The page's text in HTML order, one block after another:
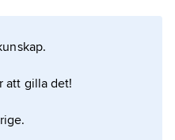
lös
sig under en dag,
flera av Linklaters
att gilla det!